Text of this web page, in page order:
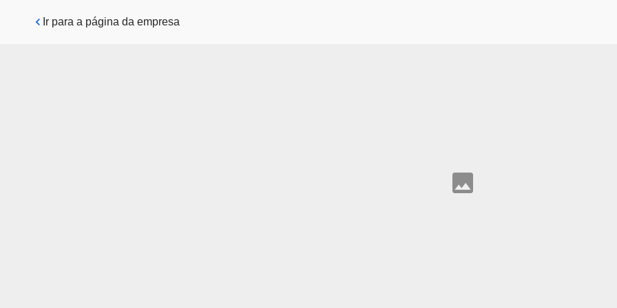
Pular para o conteúdo principal
Ir para a página da empresa